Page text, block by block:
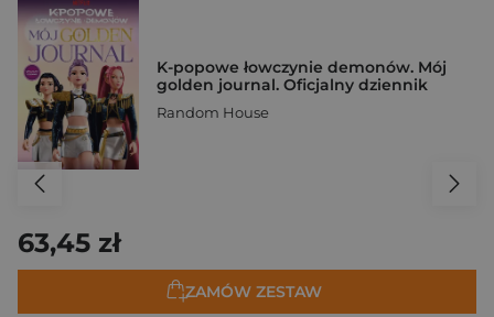
K-popowe łowczynie demonów. Mój
golden journal. Oficjalny dziennik
Random House
63,45 zł
ZAMÓW ZESTAW